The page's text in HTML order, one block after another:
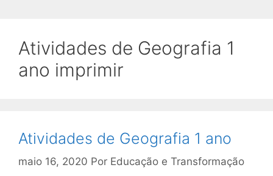
Atividades de Geografia 1
ano imprimir
Atividades de Geografia 1 ano
maio 16, 2020 Por Educação e Transformação